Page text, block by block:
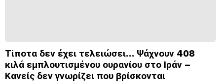
Τίποτα δεν έχει τελειώσει… Ψάχνουν 408
κιλά εμπλουτισμένου ουρανίου στο Ιράν –
Κανείς δεν γνωρίζει που βρίσκονται